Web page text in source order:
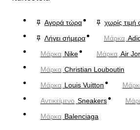
Αγορά τώρα
χωρίς τιμή
Λήγει σήμερα
Μάρκα
Μάρκα Nike Μάρκα Air
Μάρκα Christian Louboutin
Μάρκα Louis Vuitton
Αντικείμενο Sneakers
Μάρκα Balenciaga